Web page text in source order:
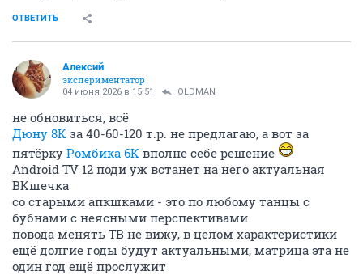
ОТВЕТИТЬ
Алексий
экспериментатор
04 июня 2026 в 15:51 OLDMAN
не обновиться, всё
Дюну 8К за 40-60-120 т.р. не предлагаю, а вот за
пятёрку Ромбика 6К вполне себе решение
Android TV 12 поди уж встанет на него актуальная
ВКшечка
со старыми апкшками - это по любому танцы с
бубнами с неясными перспективами
повода менять ТВ не вижу, в целом характеристики
ещё долгие годы будут актуальными, матрица эта не
один год ещё прослужит